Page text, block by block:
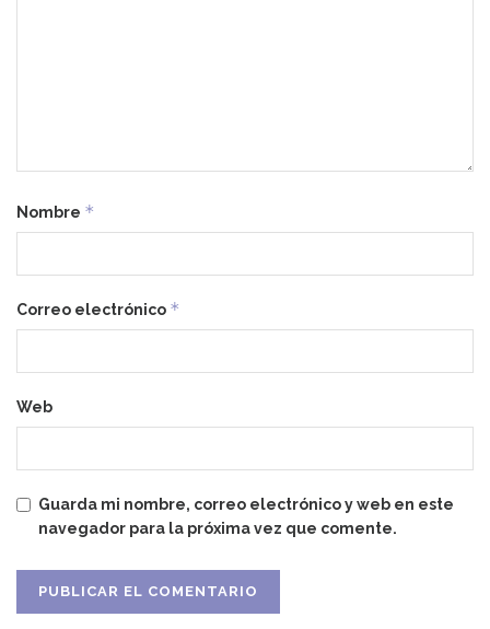
Nombre *
Correo electrónico *
Web
Guarda mi nombre, correo electrónico y web en este
navegador para la próxima vez que comente.